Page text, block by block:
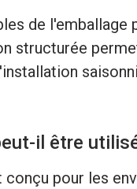
de
structurée
il être
conçu pour les